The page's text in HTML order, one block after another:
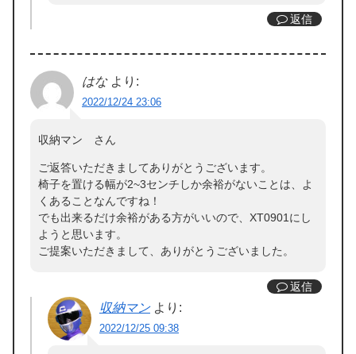
返信
はな より:
2022/12/24 23:06
収納マン さん
ご返答いただきましてありがとうございます。
椅子を置ける幅が2~3センチしか余裕がないことは、よ
くあることなんですね！
でも出来るだけ余裕がある方がいいので、XT0901にし
ようと思います。
ご提案いただきまして、ありがとうございました。
返信
収納マン より:
2022/12/25 09:38